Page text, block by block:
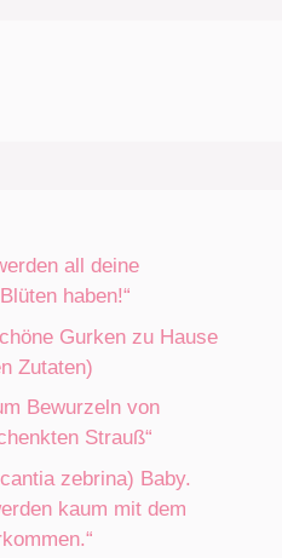
all deine
haben!“
Gurken zu Hause
Zutaten)
Bewurzeln von
Strauß“
zebrina) Baby.
kaum mit dem